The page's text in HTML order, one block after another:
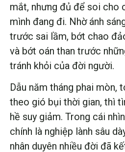
mắt, nhưng đủ để soi cho
mình đang đi. Nhờ ánh
trước sai lầm, bớt chao
và bớt oán than trước
tránh khỏi của đời người.
Dẫu năm tháng phai mòn,
theo gió bụi thời gian, thì
hề suy giảm. Trong cái
chính là nghiệp lành sâu
nhân duyên nhiều đời đã